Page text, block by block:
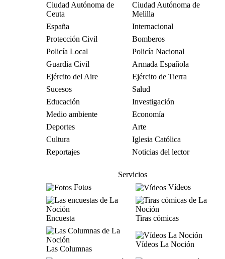
Ciudad Autónoma de
Ceuta
Ciudad Autónoma de
Melilla
España
Internacional
Protección Civil
Bomberos
Policía Local
Policía Nacional
Guardia Civil
Armada Española
Ejército del Aire
Ejército de Tierra
Sucesos
Salud
Educación
Investigación
Medio ambiente
Economía
Deportes
Arte
Cultura
Iglesia Católica
Reportajes
Noticias del lector
Servicios
Fotos
Vídeos
Encuesta Tiras cómicas
Las Columnas
Vídeos La Noción